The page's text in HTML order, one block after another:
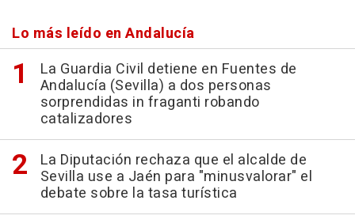
Lo más leído en Andalucía
La Guardia Civil detiene en Fuentes de
Andalucía (Sevilla) a dos personas
sorprendidas in fraganti robando
catalizadores
La Diputación rechaza que el alcalde de
Sevilla use a Jaén para "minusvalorar" el
debate sobre la tasa turística